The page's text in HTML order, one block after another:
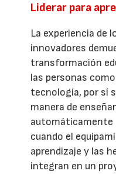
Liderar para
La experiencia de
innovadores
transformación
las personas
tecnología, por sí
manera de
automáticamente
cuando el
aprendizaje y las
integran en un